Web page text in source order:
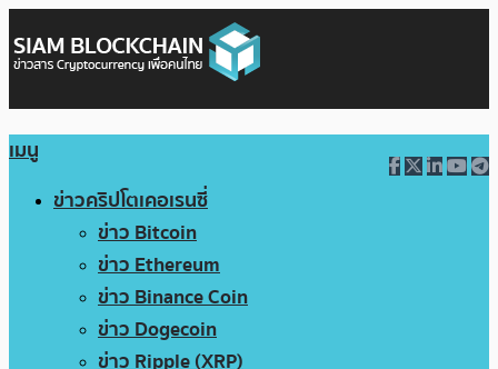
เมนู
ข่าวคริปโตเคอเรนซี่
ข่าว Bitcoin
ข่าว Ethereum
ข่าว Binance Coin
ข่าว Dogecoin
ข่าว Ripple (XRP)